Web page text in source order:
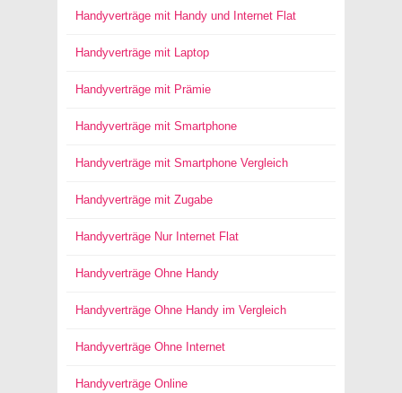
Handyverträge mit Handy und Internet Flat
Handyverträge mit Laptop
Handyverträge mit Prämie
Handyverträge mit Smartphone
Handyverträge mit Smartphone Vergleich
Handyverträge mit Zugabe
Handyverträge Nur Internet Flat
Handyverträge Ohne Handy
Handyverträge Ohne Handy im Vergleich
Handyverträge Ohne Internet
Handyverträge Online